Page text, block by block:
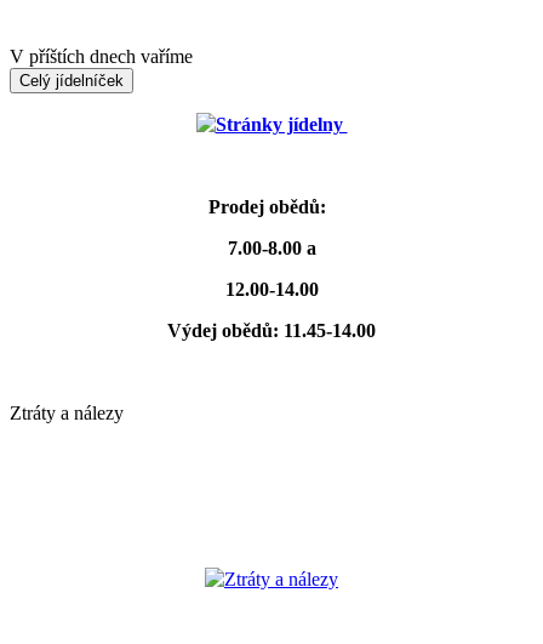
V příštích dnech vaříme
Celý jídelníček
Stránky jídelny
Prodej obědů:
7.00-8.00 a
12.00-14.00
Výdej obědů: 11.45-14.00
Ztráty a nálezy
Ztráty a nálezy